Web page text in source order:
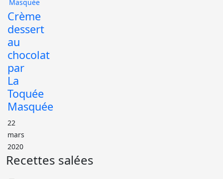
Crème
dessert
au
chocolat
par
La
Toquée
Masquée
22
mars
2020
Recettes salées